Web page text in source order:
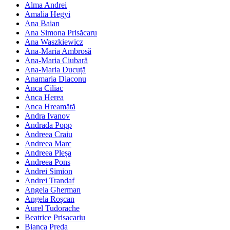
Alma Andrei
Amalia Hegyi
Ana Baian
Ana Simona Prisăcaru
Ana Waszkiewicz
Ana-Maria Ambrosă
Ana-Maria Ciubară
Ana-Maria Ducuță
Anamaria Diaconu
Anca Ciliac
Anca Herea
Anca Hreamătă
Andra Ivanov
Andrada Popp
Andreea Craiu
Andreea Marc
Andreea Pleșa
Andreea Pons
Andrei Simion
Andrei Trandaf
Angela Gherman
Angela Roșcan
Aurel Tudorache
Beatrice Prisacariu
Bianca Preda